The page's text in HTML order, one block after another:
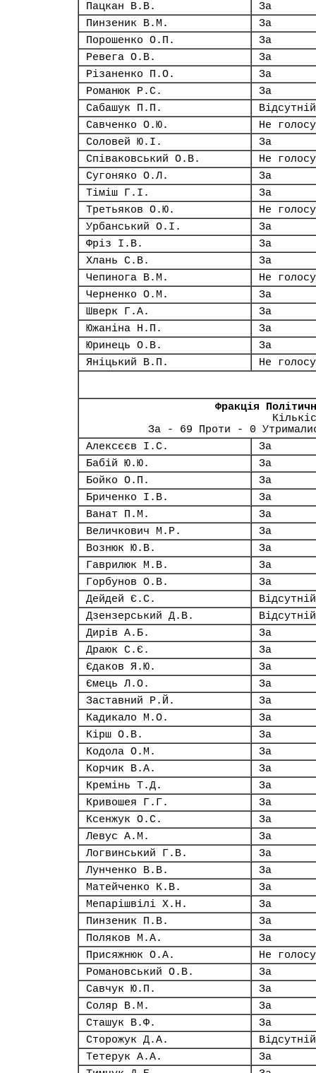
Пацкан В.В.
За
Пинзеник В.М.
За
Порошенко О.П.
За
Ревега О.В.
За
Різаненко П.О.
За
Романюк Р.С.
За
Сабашук П.П.
Відсутній
Савченко О.Ю.
Не
Соловей Ю.І.
За
Співаковський О.В.
Не
Сугоняко О.Л.
За
Тіміш Г.І.
За
Третьяков О.Ю.
Не
Урбанський О.І.
За
Фріз І.В.
За
Хлань С.В.
За
Чепинога В.М.
Не
Черненко О.М.
За
Шверк Г.А.
За
Южаніна Н.П.
За
Юринець О.В.
За
Яніцький В.П.
Не
Фракція
За - 69 Проти - 0
Алексєєв І.С.
За
Бабій Ю.Ю.
За
Бойко О.П.
За
Бриченко І.В.
За
Ванат П.М.
За
Величкович М.Р.
За
Вознюк Ю.В.
За
Гаврилюк М.В.
За
Горбунов О.В.
За
Дейдей Є.С.
Відсутній
Дзензерський Д.В.
Відсутній
Дирів А.Б.
За
Драюк С.Є.
За
Єдаков Я.Ю.
За
Ємець Л.О.
За
Заставний Р.Й.
За
Кадикало М.О.
За
Кірш О.В.
За
Кодола О.М.
За
Корчик В.А.
За
Кремінь Т.Д.
За
Кривошея Г.Г.
За
Ксенжук О.С.
За
Левус А.М.
За
Логвинський Г.В.
За
Лунченко В.В.
За
Матейченко К.В.
За
Мепарішвілі Х.Н.
За
Пинзеник П.В.
За
Поляков М.А.
За
Присяжнюк О.А.
Не
Романовський О.В.
За
Савчук Ю.П.
За
Соляр В.М.
За
Сташук В.Ф.
За
Сторожук Д.А.
Відсутній
Тетерук А.А.
За